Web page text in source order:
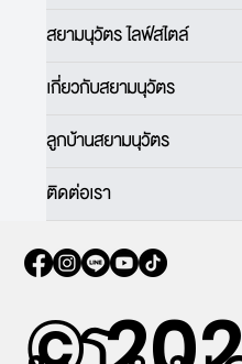
สยามนุวัตร ไลฟ์สไตล์
เกี่ยวกับสยามนุวัตร
ลูกบ้านสยามนุวัตร
ติดต่อเรา